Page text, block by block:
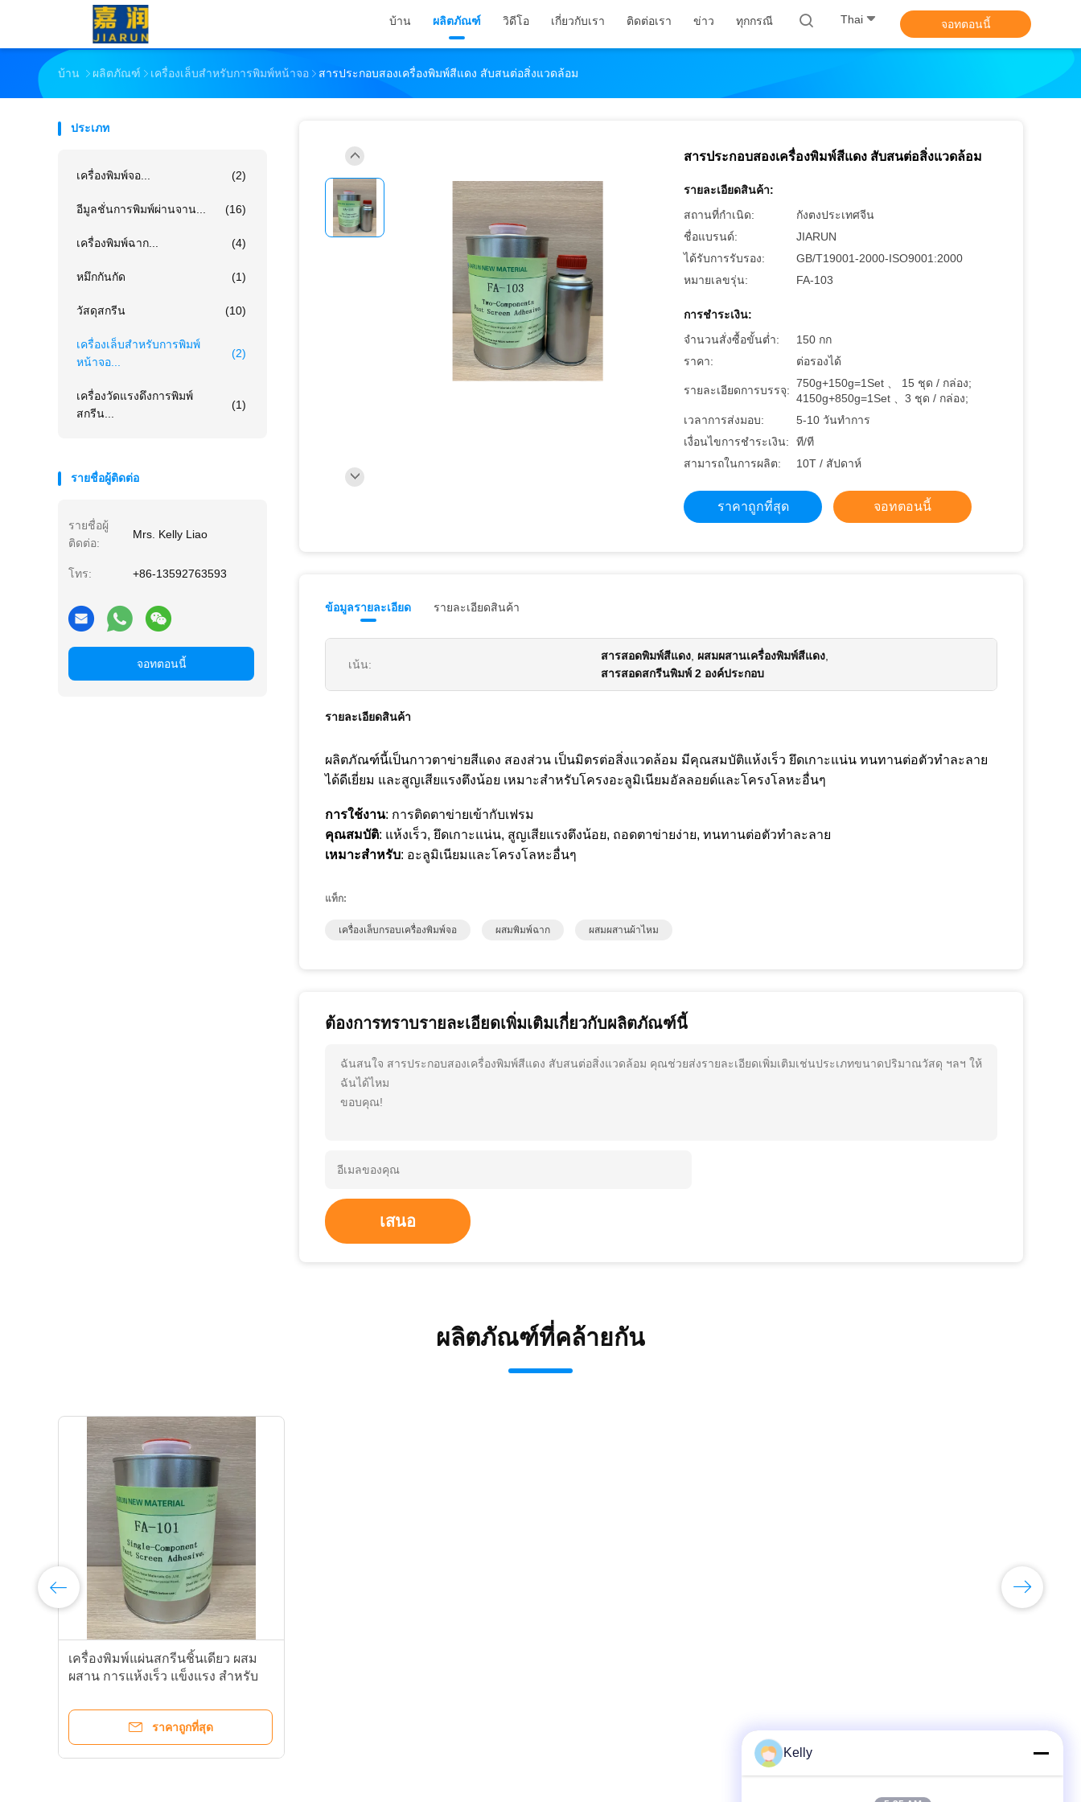
บ้าน ผลิตภัณฑ์ วิดีโอ เกี่ยวกับเรา ติดต่อเรา ข่าว ทุกกรณี Thai จอทตอนนี้
บ้าน ผลิตภัณฑ์ เครื่องเล็บสําหรับการพิมพ์หน้าจอ สารประกอบสองเครื่องพิมพ์สีแดง สับสนต่อสิ่งแวดล้อม
ประเภท
เครื่องพิมพ์จอ... (2)
อีมูลชั่นการพิมพ์ผ่านจาน... (16)
เครื่องพิมพ์ฉาก... (4)
หมึกกันกัด (1)
วัสดุสกรีน (10)
เครื่องเล็บสําหรับการพิมพ์
หน้าจอ...
(2)
เครื่องวัดแรงดึงการพิมพ์
สกรีน...
(1)
รายชื่อผู้ติดต่อ
รายชื่อผู้
ติดต่อ:
Mrs. Kelly Liao
โทร: +86-13592763593
จอทตอนนี้
สารประกอบสองเครื่องพิมพ์สีแดง สับสนต่อสิ่งแวดล้อม
รายละเอียดสินค้า:
สถานที่กำเนิด:
กังตงประเทศจีน
ชื่อแบรนด์:
JIARUN
ได้รับการรับรอง:
GB/T19001-2000-ISO9001:2000
หมายเลขรุ่น:
FA-103
การชำระเงิน:
จำนวนสั่งซื้อขั้นต่ำ:
150 กก
ราคา:
ต่อรองได้
รายละเอียดการบรรจุ:
750g+150g=1Set 、 15 ชุด / กล่อง;
4150g+850g=1Set 、3 ชุด / กล่อง;
เวลาการส่งมอบ:
5-10 วันทำการ
เงื่อนไขการชำระเงิน:
ที/ที
สามารถในการผลิต:
10T / สัปดาห์
ราคาถูกที่สุด จอทตอนนี้
ข้อมูลรายละเอียด รายละเอียดสินค้า
เน้น:
สารสอดพิมพ์สีแดง ผสมผสานเครื่องพิมพ์สีแดง
สารสอดสกรีนพิมพ์ 2 องค์ประกอบ
รายละเอียดสินค้า
ผลิตภัณฑ์นี้เป็นกาวตาข่ายสีแดง สองส่วน เป็นมิตรต่อสิ่งแวดล้อม มีคุณสมบัติแห้งเร็ว ยึดเกาะแน่น ทนทานต่อตัวทำละลาย
ได้ดีเยี่ยม และสูญเสียแรงตึงน้อย เหมาะสำหรับโครงอะลูมิเนียมอัลลอยด์และโครงโลหะอื่นๆ
การใช้งาน: การติดตาข่ายเข้ากับเฟรม
คุณสมบัติ: แห้งเร็ว, ยึดเกาะแน่น, สูญเสียแรงตึงน้อย, ถอดตาข่ายง่าย, ทนทานต่อตัวทำละลาย
เหมาะสำหรับ: อะลูมิเนียมและโครงโลหะอื่นๆ
แท็ก:
เครื่องเล็บกรอบเครื่องพิมพ์จอ ผสมพิมพ์ฉาก ผสมผสานผ้าไหม
ต้องการทราบรายละเอียดเพิ่มเติมเกี่ยวกับผลิตภัณฑ์นี้
ฉันสนใจ สารประกอบสองเครื่องพิมพ์สีแดง สับสนต่อสิ่งแวดล้อม คุณช่วยส่งรายละเอียดเพิ่มเติมเช่นประเภทขนาดปริมาณวัสดุ ฯลฯ ให้
ฉันได้ไหม
ขอบคุณ!
เสนอ
ผลิตภัณฑ์ที่คล้ายกัน
เครื่องพิมพ์แผ่นสกรีนชิ้นเดียว ผสม
ผสาน การแห้งเร็ว แข็งแรง สําหรับ
ราคาถูกที่สุด
Kelly